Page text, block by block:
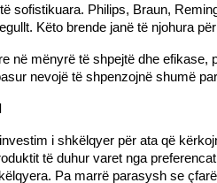
sofistikuara. Philips, Braun,
Këto brende janë të njohura
në mënyrë të shpejtë dhe
nevojë të shpenzojnë shumë
i shkëlqyer për ata që
të duhur varet nga
Pa marrë parasysh se